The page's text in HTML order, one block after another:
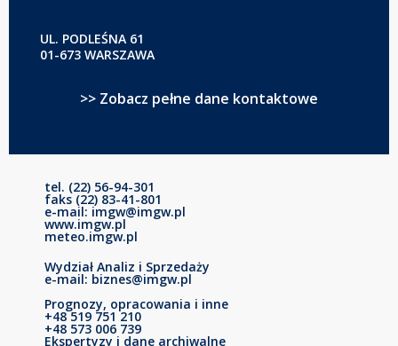
UL. PODLEŚNA 61
01-673 WARSZAWA
>> Zobacz pełne dane kontaktowe
tel. (22) 56-94-301
faks (22) 83-41-801
e-mail: imgw@imgw.pl
www.imgw.pl
meteo.imgw.pl
Wydział Analiz i Sprzedaży
e-mail: biznes@imgw.pl
Prognozy, opracowania i inne
+48 519 751 210
+48 573 006 739
Ekspertyzy i dane archiwalne